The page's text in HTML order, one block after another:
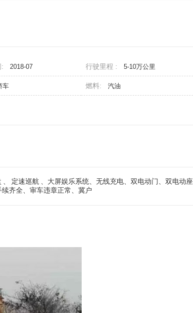
: 2018-07 行驶里程 : 5-10万公里
车 燃料: 汽油
定速巡航
、大屏娱乐系统、无线充电、双电动门、双电动座
齐全、审车违章正常、冀户